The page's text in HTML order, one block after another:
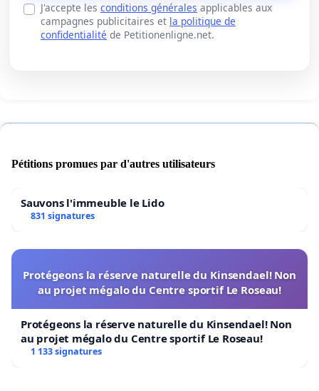
J'accepte les conditions générales applicables aux
campagnes publicitaires et la politique de
confidentialité de Petitionenligne.net.
Pétitions promues par d'autres utilisateurs
Sauvons l'immeuble le Lido
831 signatures
Protégeons la réserve naturelle du Kinsendael! Non
au projet mégalo du Centre sportif Le Roseau!
Protégeons la réserve naturelle du Kinsendael! Non
au projet mégalo du Centre sportif Le Roseau!
1 133 signatures